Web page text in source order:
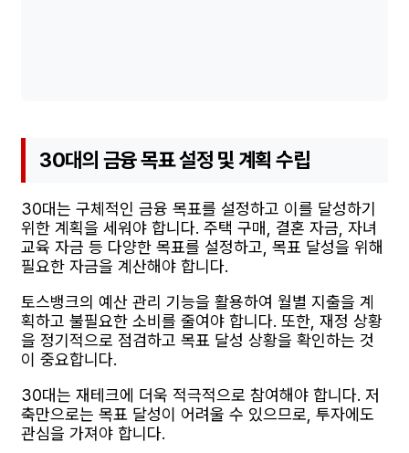
30대의 금융 목표 설정 및 계획 수립
30대는 구체적인 금융 목표를 설정하고 이를 달성하기
위한 계획을 세워야 합니다. 주택 구매, 결혼 자금, 자녀
교육 자금 등 다양한 목표를 설정하고, 목표 달성을 위해
필요한 자금을 계산해야 합니다.
토스뱅크의 예산 관리 기능을 활용하여 월별 지출을 계
획하고 불필요한 소비를 줄여야 합니다. 또한, 재정 상황
을 정기적으로 점검하고 목표 달성 상황을 확인하는 것
이 중요합니다.
30대는 재테크에 더욱 적극적으로 참여해야 합니다. 저
축만으로는 목표 달성이 어려울 수 있으므로, 투자에도
관심을 가져야 합니다.